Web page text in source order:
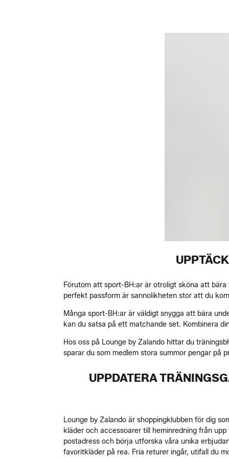
Förutom att sport-BH:ar är otroligt sköna att
perfekt passform är sannolikheten stor att du
Många sport-BH:ar är väldigt snygga att bära
kan du satsa på ett matchande set. Kombinera
Hos oss på Lounge by Zalando hittar du
sparar du som medlem stora summor pengar på
UPPDATERA
Lounge by Zalando är shoppingklubben för dig
kläder och accessoarer till heminredning från
postadress och börja utforska våra unika
favoritkläder på rea. Fria returer ingår, utifall du